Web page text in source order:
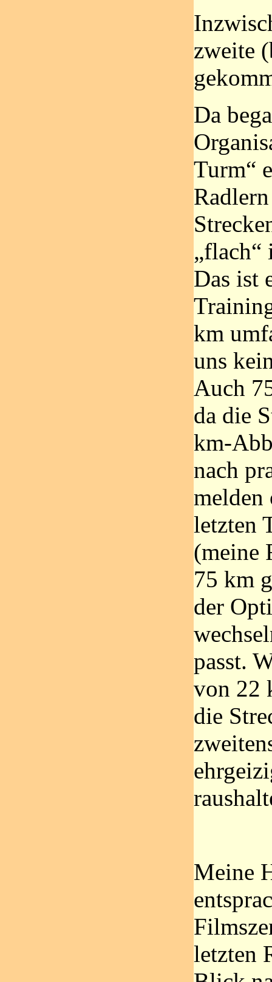
zweite
Da
Turm“
„flach“
Das ist
km
uns
Auch
da die
km-
nach
melden
letzten
(meine
75 km
der
passt.
von 22
die
Meine
letzten